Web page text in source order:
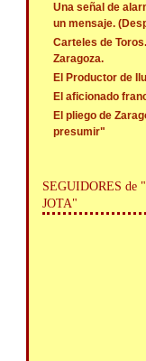
Una señal de
un mensaje.
Carteles de
Zaragoza.
El Productor de
El aficionado
El pliego de
presumir"
SEGUIDORES de
JOTA"